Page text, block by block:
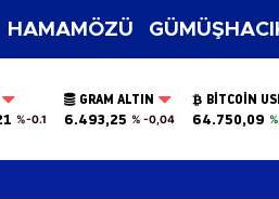
HAMAMÖZÜ
%-0.1
GRAM ALTIN
6.493,25 % -0,04
BITCOIN
64.750,09